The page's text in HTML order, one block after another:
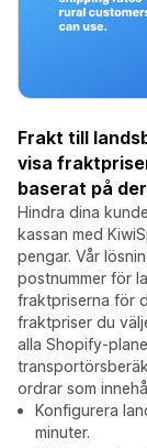
Frakt till
visa
baserat på
Hindra dina
kassan med
pengar. Vår
postnummer för
fraktpriserna för
fraktpriser du
alla Shopify-
ordrar som
Konfigurera
minuter.